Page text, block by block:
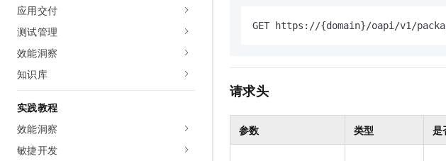
应用交付
测试管理
效能洞察
知识库
实践教程
效能洞察
敏捷开发
GET https://{domain}/oapi/v1/
请求头
参数 类型 是
在企业官网、通讯软件中为客户提供 AI 客服